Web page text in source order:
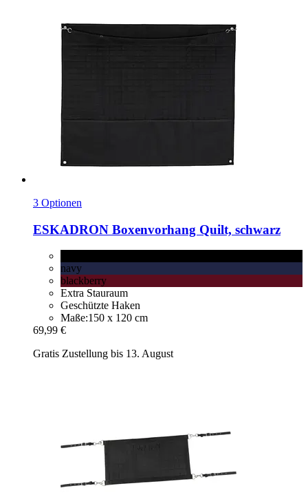
3 Optionen
ESKADRON Boxenvorhang Quilt, schwarz
navy
blackberry
Extra Stauraum
Geschützte Haken
Maße:150 x 120 cm
69,99 €
Gratis Zustellung bis 13. August